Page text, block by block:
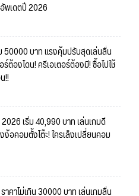
พเดตปี 2026
50000 บาท แรงคุ้มปรับสุดเล่นลื่น
ต้องโดน! ครีเอเตอร์ต้องมี! ซื้อไปใช้
!!
เริ่ม 40,990 บาท เล่นเกมดี
อคอมตั้งโต๊ะ! ใครเล็งเปลี่ยนคอม
คาไม่เกิน 30000 บาท เล่นเกมลื่น